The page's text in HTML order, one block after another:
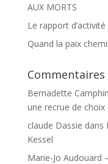
AUX MORTS
Le rapport
Quand la paix
Bernadette Camphin
une recrue de choix
claude Dassie dans
Kessel
Marie-Jo Audouard